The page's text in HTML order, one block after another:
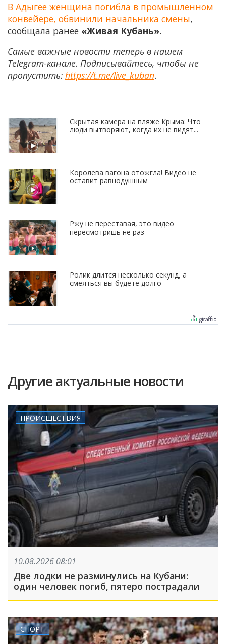
В Адыгее женщина погибла в промышленном
конвейере, обвинили начальника смены,
сообщала ранее «Живая Кубань».
Самые важные новости теперь в нашем
Telegram-канале. Подписывайтесь, чтобы не
пропустить: https://t.me/live_kuban.
Скрытая камера на пляже Крыма: Что
люди вытворяют, когда их не видят...
Королева вагона отожгла! Видео не
оставит равнодушным
Ржу не переставая, это видео
пересмотришь не раз
Ролик длится несколько секунд, а
смеяться вы будете долго
Другие актуальные новости
ПРОИСШЕСТВИЯ
10.08.2026 08:01
Две лодки не разминулись на Кубани:
один человек погиб, пятеро пострадали
СПОРТ